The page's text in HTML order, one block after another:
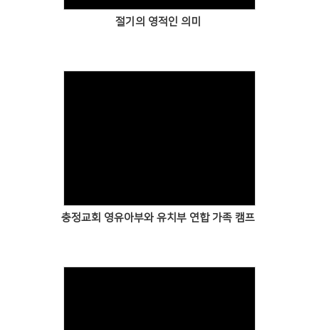
절기의 영적인 의미
충정교회 영유아부와 유치부 연합 가족 캠프